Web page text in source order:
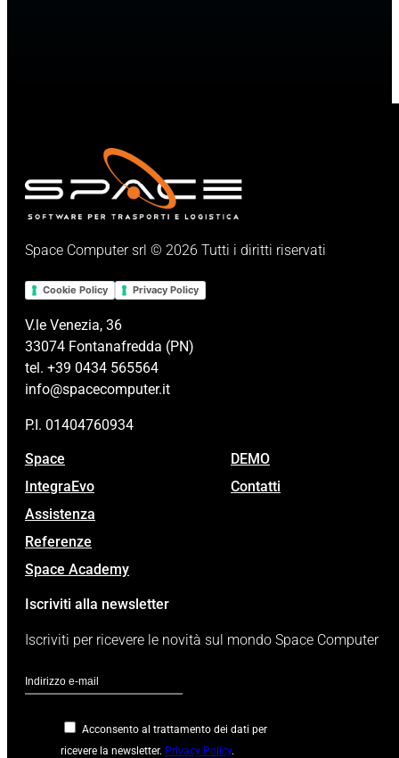
Space Computer srl © 2026 Tutti i diritti riservati
Cookie Policy Privacy Policy
V.le Venezia, 36
33074 Fontanafredda (PN)
tel. +39 0434 565564
info@spacecomputer.it
P.I. 01404760934
Space
IntegraEvo
Assistenza
Referenze
Space Academy
DEMO
Contatti
Iscriviti alla newsletter
Iscriviti per ricevere le novità sul mondo Space Computer
Acconsento al trattamento dei dati per
ricevere la newsletter. Privacy Policy.